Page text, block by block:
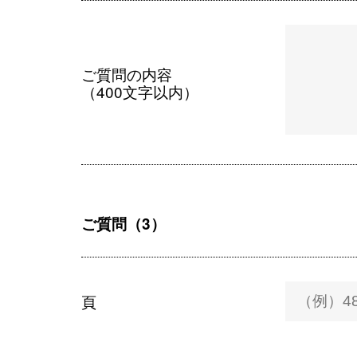
ご質問の内容
（400文字以内）
ご質問（3）
頁